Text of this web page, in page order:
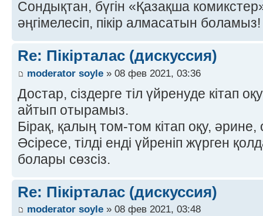
Сондықтан, бүгін «Қазақша
әңгімелесіп, пікір алмасатын боламыз!
Re: Пікірталас (дискуссия)
moderator soyle » 08 фев 2021, 03:36
Достар, сіздерге тіл үйренуде кітап
айтып отырамыз.
Бірақ, қалың том-том кітап оқу,
Әсіресе, тілді енді үйреніп жүрген
болары сөзсіз.
Re: Пікірталас (дискуссия)
moderator soyle » 08 фев 2021, 03:48